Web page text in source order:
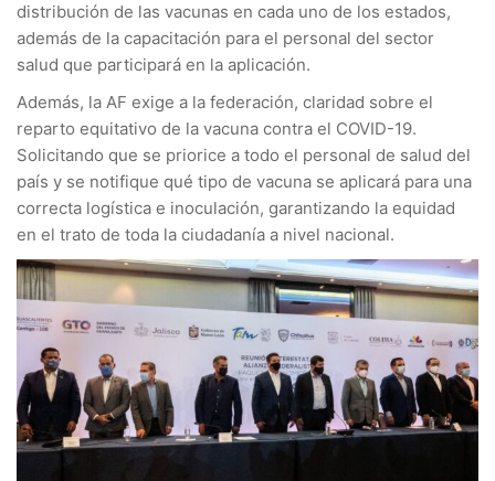
distribución de las vacunas en cada uno de los estados,
además de la capacitación para el personal del sector
salud que participará en la aplicación.
Además, la AF exige a la federación, claridad sobre el
reparto equitativo de la vacuna contra el COVID-19.
Solicitando que se priorice a todo el personal de salud del
país y se notifique qué tipo de vacuna se aplicará para una
correcta logística e inoculación, garantizando la equidad
en el trato de toda la ciudadanía a nivel nacional.